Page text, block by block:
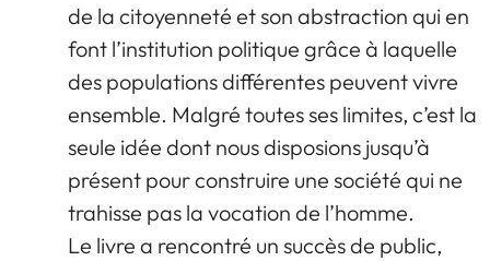
de la citoyenneté et son abstraction qui en
font l’institution politique grâce à laquelle
des populations différentes peuvent vivre
ensemble. Malgré toutes ses limites, c’est la
seule idée dont nous disposions jusqu’à
présent pour construire une société qui ne
trahisse pas la vocation de l’homme.
Le livre a rencontré un succès de public,